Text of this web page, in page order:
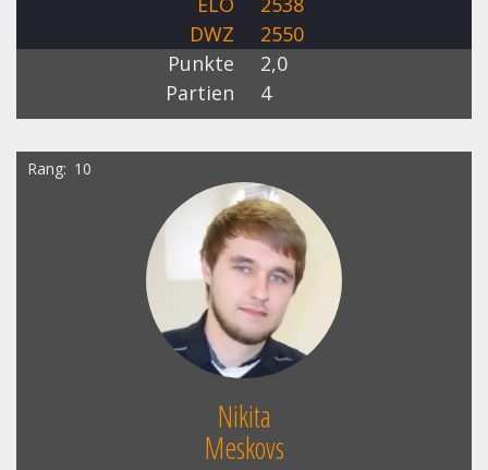
DWZ
2550
Punkte
2,0
Partien
4
Rang 10
Nikita
Meskovs